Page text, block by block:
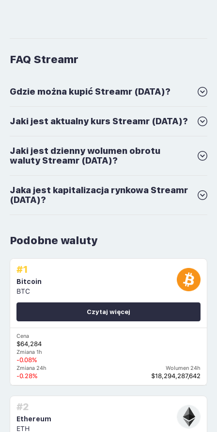
FAQ Streamr
Gdzie można kupić Streamr (DATA)?
Jaki jest aktualny kurs Streamr (DATA)?
Jaki jest dzienny wolumen obrotu
waluty Streamr (DATA)?
Jaka jest kapitalizacja rynkowa Streamr
(DATA)?
Podobne waluty
#1
Bitcoin
BTC
Cena
$64,284
Zmiana 1h
-0.08%
Zmiana 24h
-0.28%
Wolumen 24h
$18,294,287,642
Czytaj więcej
#2
Ethereum
ETH